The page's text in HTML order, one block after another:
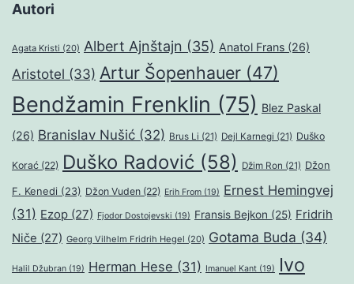
Autori
Agata Kristi (20) Albert Ajnštajn (35) Anatol Frans (26)
Aristotel (33) Artur Šopenhauer (47)
Bendžamin Frenklin (75) Blez Paskal
(26) Branislav Nušić (32) Brus Li (21) Dejl Karnegi (21) Duško
Korać (22) Duško Radović (58) Džim Ron (21) Džon
F. Kenedi (23) Džon Vuden (22) Erih From (19) Ernest Hemingvej
(31) Ezop (27) Fjodor Dostojevski (19) Fransis Bejkon (25) Fridrih
Niče (27) Georg Vilhelm Fridrih Hegel (20) Gotama Buda (34)
Halil Džubran (19) Herman Hese (31) Imanuel Kant (19)
Ivo